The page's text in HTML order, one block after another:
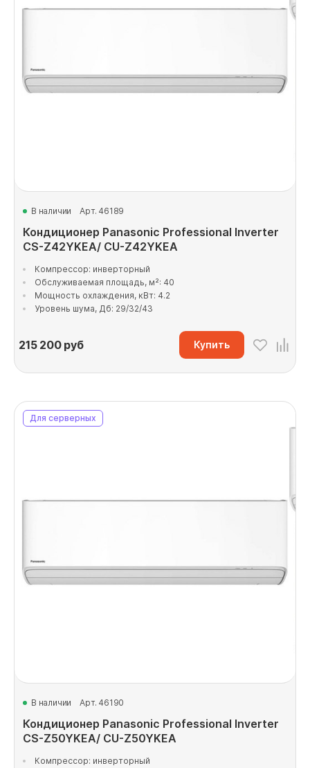
В наличии Арт. 46189
Кондиционер Panasonic Professional Inverter
CS-Z42YKEA/ CU-Z42YKEA
Компрессор: инверторный
Обслуживаемая площадь, м²: 40
Мощность охлаждения, кВт: 4.2
Уровень шума, Дб: 29/32/43
215 200руб Купить
Для серверных
В наличии Арт. 46190
Кондиционер Panasonic Professional Inverter
CS-Z50YKEA/ CU-Z50YKEA
Компрессор: инверторный